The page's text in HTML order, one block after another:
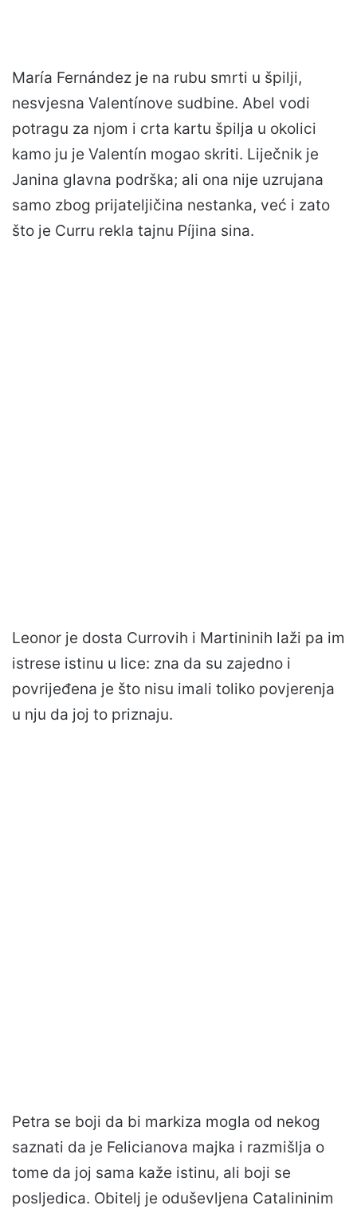
María Fernández je na rubu smrti u špilji,
nesvjesna Valentínove sudbine. Abel vodi
potragu za njom i crta kartu špilja u okolici
kamo ju je Valentín mogao skriti. Liječnik je
Janina glavna podrška; ali ona nije uzrujana
samo zbog prijateljičina nestanka, već i zato
što je Curru rekla tajnu Píjina sina.
Leonor je dosta Currovih i Martininih laži pa im
istrese istinu u lice: zna da su zajedno i
povrijeđena je što nisu imali toliko povjerenja
u nju da joj to priznaju.
Petra se boji da bi markiza mogla od nekog
saznati da je Felicianova majka i razmišlja o
tome da joj sama kaže istinu, ali boji se
posljedica. Obitelj je oduševljena Catalininim